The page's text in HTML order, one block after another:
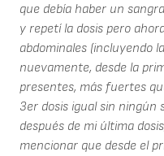
que debía haber un
y repetí la dosis pero
abdominales (incluyendo
nuevamente, desde la
presentes, más fuertes
3er dosis igual sin ningún
después de mi última
mencionar que desde el